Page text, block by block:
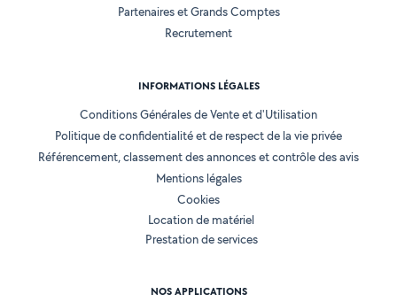
Partenaires et Grands Comptes
Recrutement
INFORMATIONS LÉGALES
Conditions Générales de Vente et d'Utilisation
Politique de confidentialité et de respect de la vie privée
Référencement, classement des annonces et contrôle des avis
Mentions légales
Cookies
Location de matériel
Prestation de services
NOS APPLICATIONS